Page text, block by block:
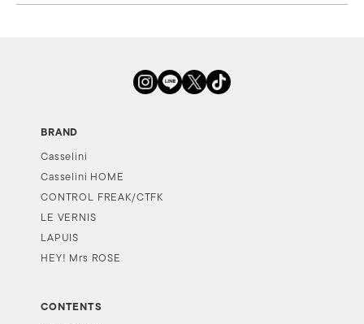
BRAND
Casselini
Casselini HOME
CONTROL FREAK/CTFK
LE VERNIS
LAPUIS
HEY! Mrs ROSE
CONTENTS